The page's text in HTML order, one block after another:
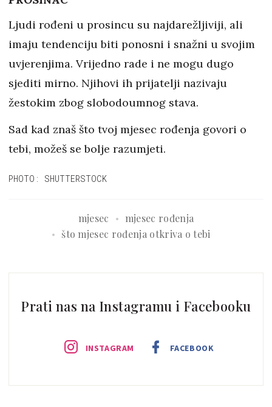
Ljudi rođeni u prosincu su najdarežljiviji, ali
imaju tendenciju biti ponosni i snažni u svojim
uvjerenjima. Vrijedno rade i ne mogu dugo
sjediti mirno. Njihovi ih prijatelji nazivaju
žestokim zbog slobodoumnog stava.
Sad kad znaš što tvoj mjesec rođenja govori o
tebi, možeš se bolje razumjeti.
PHOTO: SHUTTERSTOCK
mjesec
mjesec rođenja
što mjesec rođenja otkriva o tebi
Prati nas na Instagramu i Facebooku
INSTAGRAM FACEBOOK